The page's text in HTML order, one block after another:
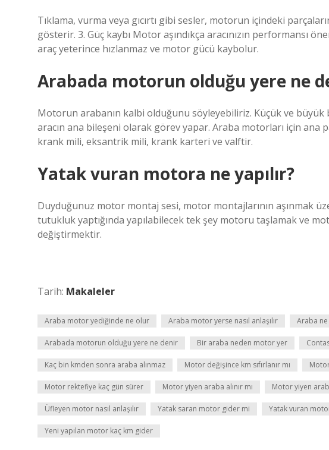
Tıklama, vurma veya gıcırtı gibi sesler, motorun içindeki
gösterir. 3. Güç kaybı Motor aşındıkça aracınızın performansı
araç yeterince hızlanmaz ve motor gücü kaybolur.
Arabada motorun olduğu yere ne
Motorun arabanın kalbi olduğunu söyleyebiliriz. Küçük ve
aracın ana bileşeni olarak görev yapar. Araba motorları için ana
krank mili, eksantrik mili, krank karteri ve valftir.
Yatak vuran motora ne yapılır?
Duyduğunuz motor montaj sesi, motor montajlarının aşınmak
tutukluk yaptığında yapılabilecek tek şey motoru taşlamak ve
değiştirmektir.
Tarih: Makaleler
Araba motor yediğinde ne olur Araba motor yerse nasıl anlaşılır Araba
Arabada motorun olduğu yere ne denir Bir araba neden motor yer
Kaç bin kmden sonra araba alınmaz Motor değişince km sıfırlanır mı
Motor rektefiye kaç gün sürer Motor yiyen araba alınır mı Motor yiyen
Üfleyen motor nasıl anlaşılır Yatak saran motor gider mi Yatak vuran
Yeni yapılan motor kaç km gider